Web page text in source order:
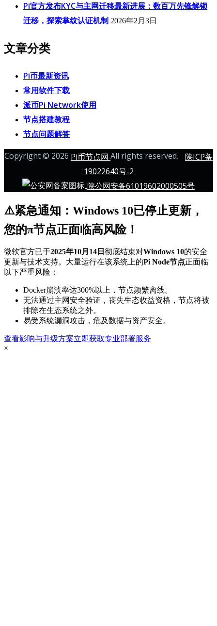
Pi官方发布KYC与主网迁移最新进展：数百万先锋解锁
迁移，探索掌纹认证机制 2026年2月3日
文章分类
Pi币最新资讯
常用软件下载
派币Pi Network使用
节点搭建教程
节点问题解答
Copyright © 2026 Pi币节点网 All rights reserved.
陕ICP备
19022640号-2
陕公网安备61019602000505号
⚠️紧急通知：Windows 10已停止更新，
您的π节点正面临高风险！
微软官方已于2025年10月14日 彻底结束对Windows 10的安全
更新与技术支持。大量运行在该系统上的Pi Node节点正面临
以下严重风险：
Docker崩溃率达300%以上，节点频繁离线。
无法通过主网安全验证，丧失生态收益资格，节点将被
排除在生态系统之外。
易受系统漏洞攻击，危及数据与资产安全。
查看影响与升级方案立即获取专业部署服务
×